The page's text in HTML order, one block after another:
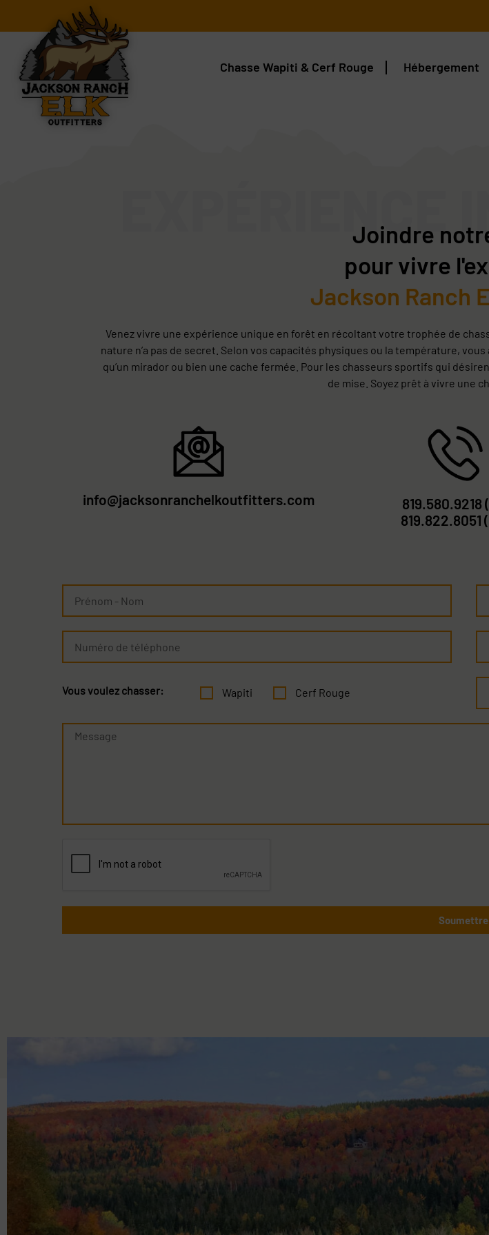
Chasse Wapiti & Cerf Rouge Hébergement
EXPÉRIENCE
Joindre
pour vivre
Jackson Ranch
Venez vivre une expérience unique en forêt en récoltant votre trophée de
nature n’a pas de secret. Selon vos capacités physiques ou la température,
qu’un mirador ou bien une cache fermée. Pour les chasseurs sportifs qui
de mise. Soyez prêt à vivre une
info@jacksonranchelkoutfitters.com 819.580.9218
819.822.8051
Vous voulez chasser:
Vous
voulez
Wapiti Cerf Rouge
Message
Soumettre